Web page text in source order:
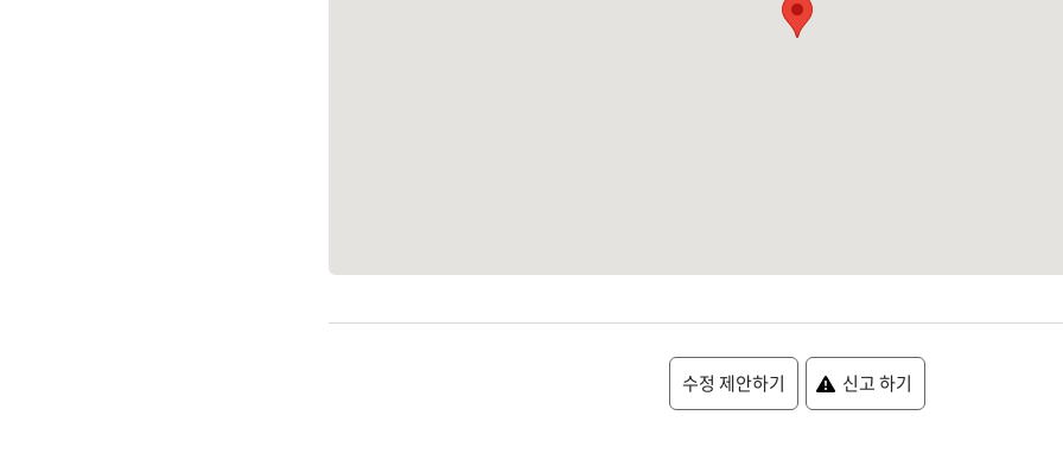
수정 제안하기 신고 하기